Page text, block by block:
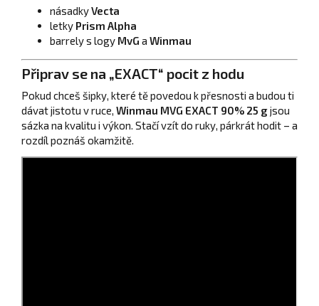
násadkyVecta
letky Prism Alpha
barrely s logy MvG a Winmau
Připrav se na „EXACT“ pocit z hodu
Pokud chceš šipky, které tě povedou k přesnosti a budou ti
dávat jistotu v ruce, Winmau MVG EXACT 90% 25 gjsou
sázka na kvalitu i výkon. Stačí vzít do ruky, párkrát hodit – a
rozdíl poznáš okamžitě.